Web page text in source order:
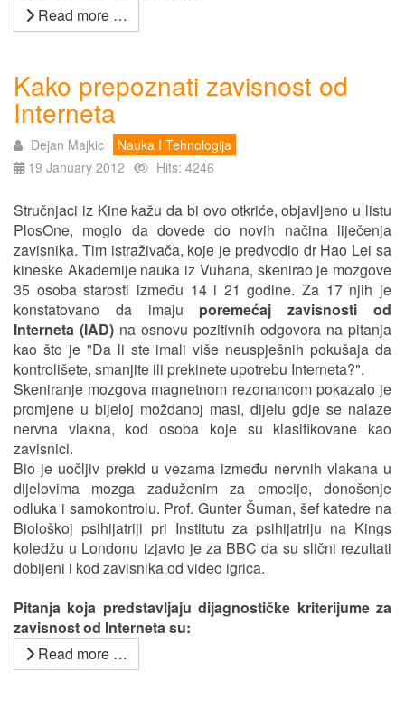
Read more …
Kako prepoznati zavisnost od
Interneta
Dejan Majkic
Nauka I Tehnologija
19 January 2012
Hits: 4246
Stručnjaci iz Kine kažu da bi ovo otkriće, objavljeno u listu
PlosOne, moglo da dovede do novih načina liječenja
zavisnika. Tim istraživača, koje je predvodio dr Hao Lei sa
kineske Akademije nauka iz Vuhana, skenirao je mozgove
35 osoba starosti između 14 i 21 godine. Za 17 njih je
konstatovano da imaju poremećaj zavisnosti od
Interneta (IAD) na osnovu pozitivnih odgovora na pitanja
kao što je "Da li ste imali više neuspješnih pokušaja da
kontrolišete, smanjite ili prekinete upotrebu Interneta?".
Skeniranje mozgova magnetnom rezonancom pokazalo je
promjene u bijeloj moždanoj masi, dijelu gdje se nalaze
nervna vlakna, kod osoba koje su klasifikovane kao
zavisnici.
Bio je uočljiv prekid u vezama između nervnih vlakana u
dijelovima mozga zaduženim za emocije, donošenje
odluka i samokontrolu. Prof. Gunter Šuman, šef katedre na
Biološkoj psihijatriji pri Institutu za psihijatriju na Kings
koledžu u Londonu izjavio je za BBC da su slični rezultati
dobijeni i kod zavisnika od video igrica.
Pitanja koja predstavljaju dijagnostičke kriterijume za
zavisnost od Interneta su:
Read more …